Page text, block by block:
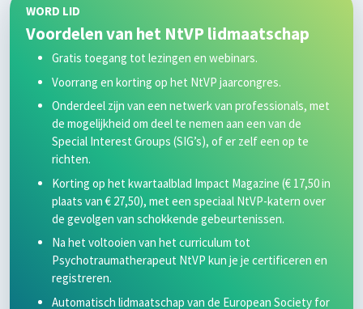
WORD LID
Voordelen van het NtVP lidmaatschap
Gratis toegang tot lezingen en webinars.
Voorrang en korting op het NtVP jaarcongres.
Onderdeel zijn van een netwerk van professionals, met
de mogelijkheid om deel te nemen aan een van de
Special Interest Groups (SIG’s), of er zelf een op te
richten.
Korting op het kwartaalblad Impact Magazine (€ 17,50 in
plaats van € 27,50), met een speciaal NtVP-katern over
de gevolgen van schokkende gebeurtenissen.
Na het voltooien van het curriculum tot
Psychotraumatherapeut NtVP kun je je certificeren en
registreren.
Automatisch lidmaatschap van de European Society for